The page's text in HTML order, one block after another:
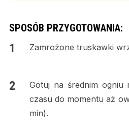
SPOSÓB PRZYGOTOWANIA:
Zamrożone truskawki
Gotuj na średnim ogniu
czasu do momentu aż
min).